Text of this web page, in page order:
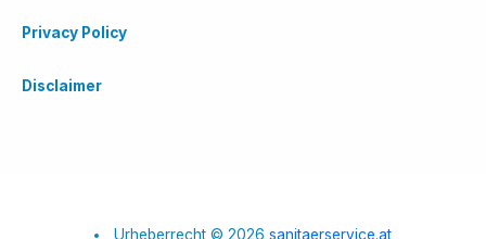
Privacy Policy
Disclaimer
Urheberrecht © 2026sanitaerservice.at